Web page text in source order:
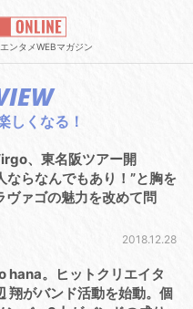
ンタメWEBマガジン
しくなる！
、東名阪ツアー開
ならなんでもあり！”と胸を
ヴァゴの魅力を改めて問
2018.12.28
hana。ヒットクリエイタ
翔がバンド活動を始動。個